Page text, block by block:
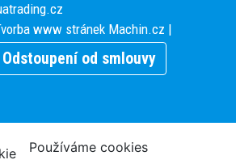
www stránek Machin.cz |
od smlouvy
Používáme cookies